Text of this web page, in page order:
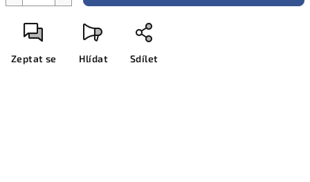
Zeptat se Hlídat Sdílet